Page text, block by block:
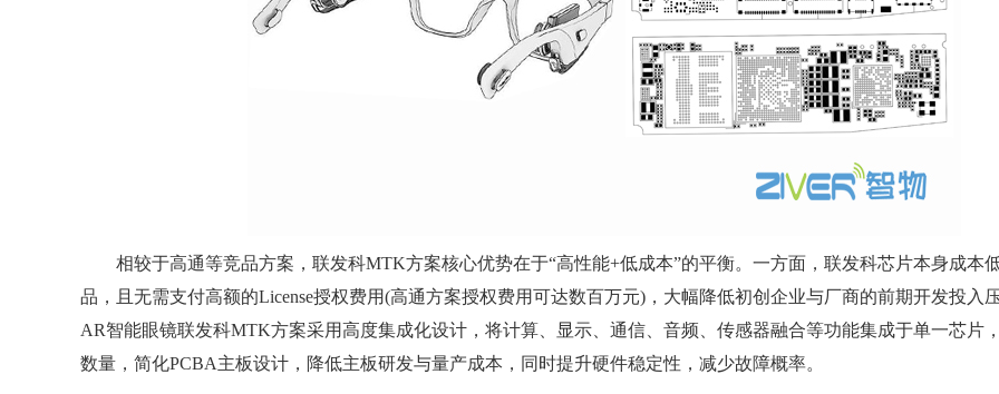
相较于高通等竞品方案，联发科MTK方案核心优势在于“高性能+低成本”的平衡。一方面，联发科芯片本身成本
品，且无需支付高额的License授权费用(高通方案授权费用可达数百万元)，大幅降低初创企业与厂商的前期开发投入
AR智能眼镜联发科MTK方案采用高度集成化设计，将计算、显示、通信、音频、传感器融合等功能集成于单一芯片
数量，简化PCBA主板设计，降低主板研发与量产成本，同时提升硬件稳定性，减少故障概率。